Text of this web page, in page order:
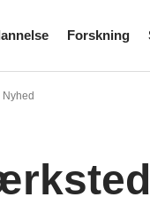
Forskning